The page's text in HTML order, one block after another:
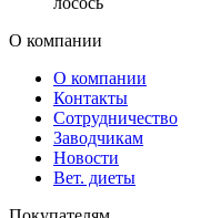
О компании
О компании
Контакты
Сотрудничество
Заводчикам
Новости
Вет. диеты